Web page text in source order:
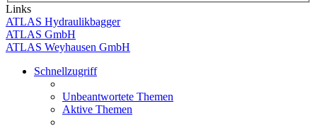
Links
ATLAS Hydraulikbagger
ATLAS GmbH
ATLAS Weyhausen GmbH
Schnellzugriff
Unbeantwortete Themen
Aktive Themen